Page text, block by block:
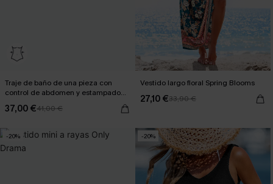
Traje de baño de una pieza con
control de abdomen y estampado
37,00 €41,00 €
Vestido largo floral Spring Blooms
27,10 €33,90 €
-20% -20%